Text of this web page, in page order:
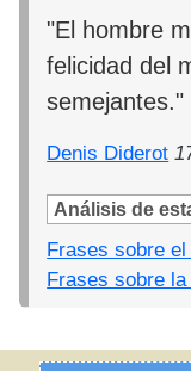
"El hombre
felicidad del
semejantes."
Denis Diderot
Análisis de
Frases sobre el
Frases sobre la